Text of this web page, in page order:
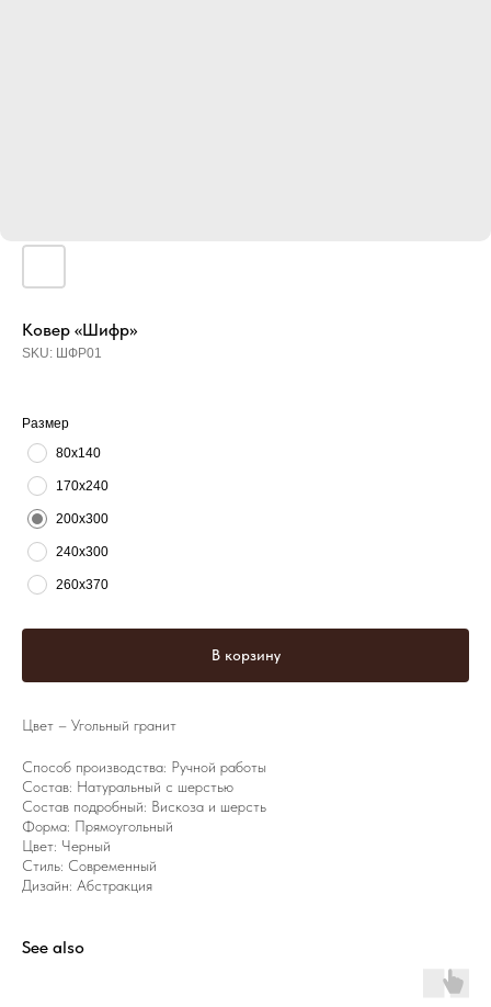
Ковер «Шифр»
SKU: ШФР01
Размер
80х140
170х240
200х300
240х300
260х370
В корзину
Цвет – Угольный гранит
Способ производства: Ручной работы
Состав: Натуральный с шерстью
Состав подробный: Вискоза и шерсть
Форма: Прямоугольный
Цвет: Черный
Стиль: Современный
Дизайн: Абстракция
See also